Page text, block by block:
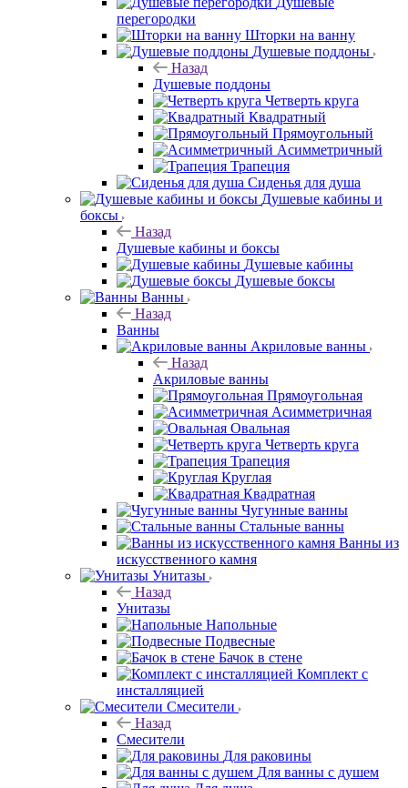
перегородки
Шторки на ванну
Душевые поддоны
Назад
Душевые поддоны
Четверть круга
Квадратный
Прямоугольный
Асимметричный
Трапеция
Сиденья для душа
Душевые кабины и
боксы
Назад
Душевые кабины и боксы
Душевые кабины
Душевые боксы
Ванны
Назад
Ванны
Акриловые ванны
Назад
Акриловые ванны
Прямоугольная
Асимметричная
Овальная
Четверть круга
Трапеция
Круглая
Квадратная
Чугунные ванны
Стальные ванны
Ванны из
искусственного камня
Унитазы
Назад
Унитазы
Напольные
Подвесные
Бачок в стене
Комплект с
инсталляцией
Смесители
Назад
Смесители
Для раковины
Для ванны с душем